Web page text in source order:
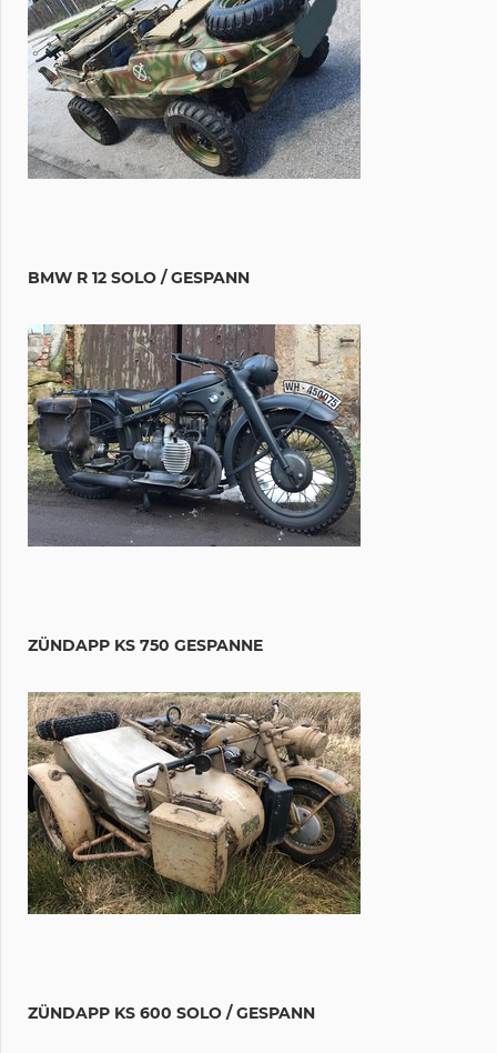
BMW R 12 SOLO / GESPANN
ZÜNDAPP KS 750 GESPANNE
ZÜNDAPP KS 600 SOLO / GESPANN